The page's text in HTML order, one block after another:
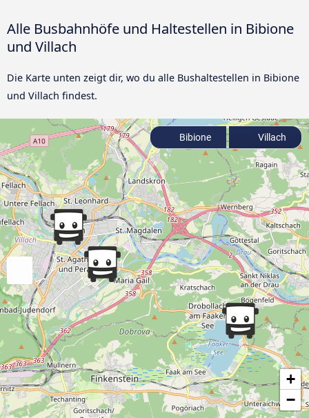
Alle Busbahnhöfe und Haltestellen in Bibione
und Villach
Die Karte unten zeigt dir, wo du alle Bushaltestellen in Bibione
und Villach findest.
+
−
Bibione Villach